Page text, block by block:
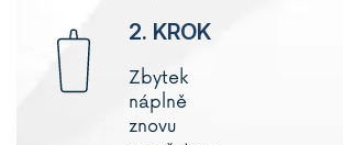
2. KROK
Zbytek
náplně
znovu